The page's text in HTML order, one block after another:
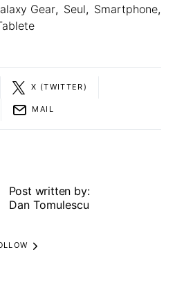
Gear, Seul, Smartphone,
X (TWITTER)
MAIL
Post written by:
Dan Tomulescu